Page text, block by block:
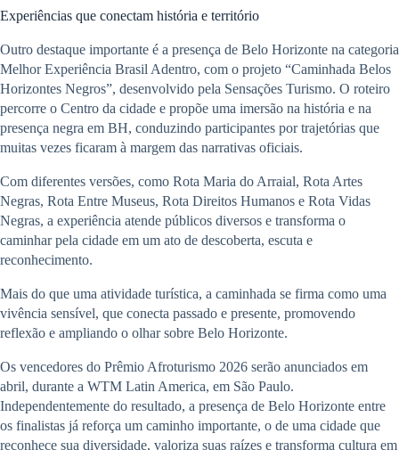
Experiências que conectam história e território
Outro destaque importante é a presença de Belo Horizonte na categoria
Melhor Experiência Brasil Adentro, com o projeto “Caminhada Belos
Horizontes Negros”, desenvolvido pela Sensações Turismo. O roteiro
percorre o Centro da cidade e propõe uma imersão na história e na
presença negra em BH, conduzindo participantes por trajetórias que
muitas vezes ficaram à margem das narrativas oficiais.
Com diferentes versões, como Rota Maria do Arraial, Rota Artes
Negras, Rota Entre Museus, Rota Direitos Humanos e Rota Vidas
Negras, a experiência atende públicos diversos e transforma o
caminhar pela cidade em um ato de descoberta, escuta e
reconhecimento.
Mais do que uma atividade turística, a caminhada se firma como uma
vivência sensível, que conecta passado e presente, promovendo
reflexão e ampliando o olhar sobre Belo Horizonte.
Os vencedores do Prêmio Afroturismo 2026 serão anunciados em
abril, durante a WTM Latin America, em São Paulo.
Independentemente do resultado, a presença de Belo Horizonte entre
os finalistas já reforça um caminho importante, o de uma cidade que
reconhece sua diversidade, valoriza suas raízes e transforma cultura em